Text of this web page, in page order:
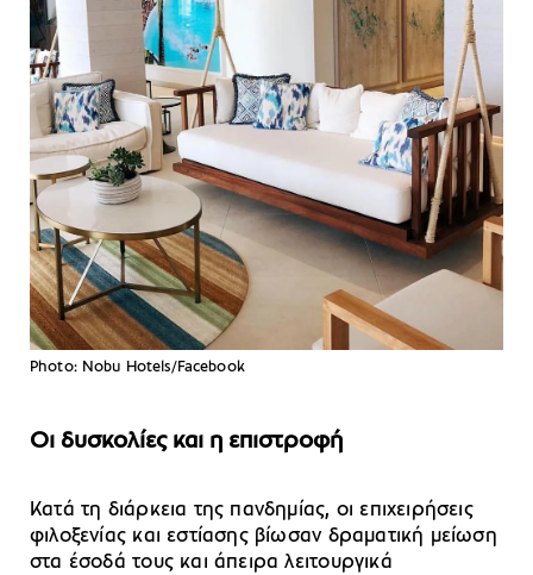
Photo: Nobu Hotels/Facebook
Oι δυσκολίες και η επιστροφή
Κατά τη διάρκεια της πανδημίας, οι επιχειρήσεις
φιλοξενίας και εστίασης βίωσαν δραματική μείωση
στα έσοδά τους και άπειρα λειτουργικά